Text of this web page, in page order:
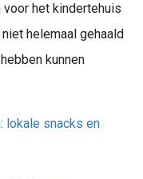
het kindertehuis
helemaal gehaald
kunnen
lokale snacks en